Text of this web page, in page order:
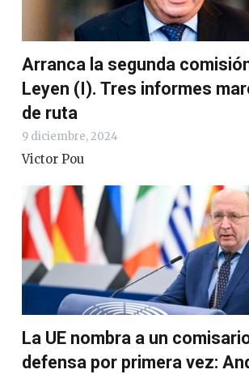
Arranca la segunda
Leyen (I). Tres informes
de ruta
9 diciembre, 2024
Victor Pou
La UE nombra a un
defensa por primera vez: